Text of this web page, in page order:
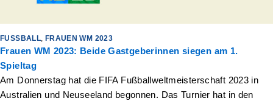
FUSSBALL , FRAUEN WM 2023
Frauen WM 2023: Beide Gastgeberinnen siegen am 1.
Spieltag
Am Donnerstag hat die FIFA Fußballweltmeisterschaft 2023 in
Australien und Neuseeland begonnen. Das Turnier hat in den